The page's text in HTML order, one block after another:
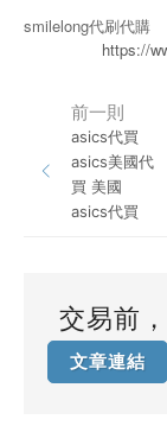
smilelong代刷代購
https://
前一則
asics代買
asics美國代
買 美國
asics代買
交易前
文章連結